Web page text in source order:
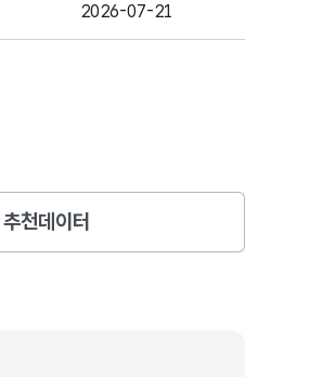
2026-07-21
추천데이터